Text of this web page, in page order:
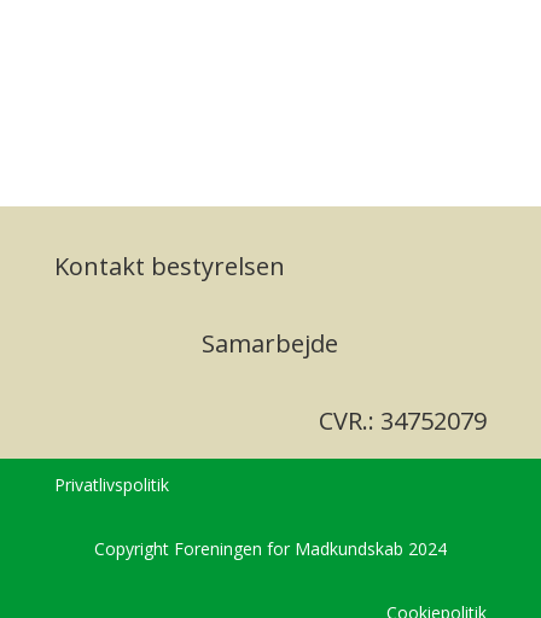
Kontakt bestyrelsen
Samarbejde
CVR.: 34752079
Privatlivspolitik
Copyright Foreningen for Madkundskab 2024
Cookiepolitik